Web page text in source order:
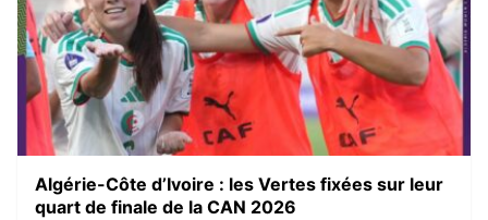
Algérie-Côte d’Ivoire : les Vertes fixées sur leur
quart de finale de la CAN 2026